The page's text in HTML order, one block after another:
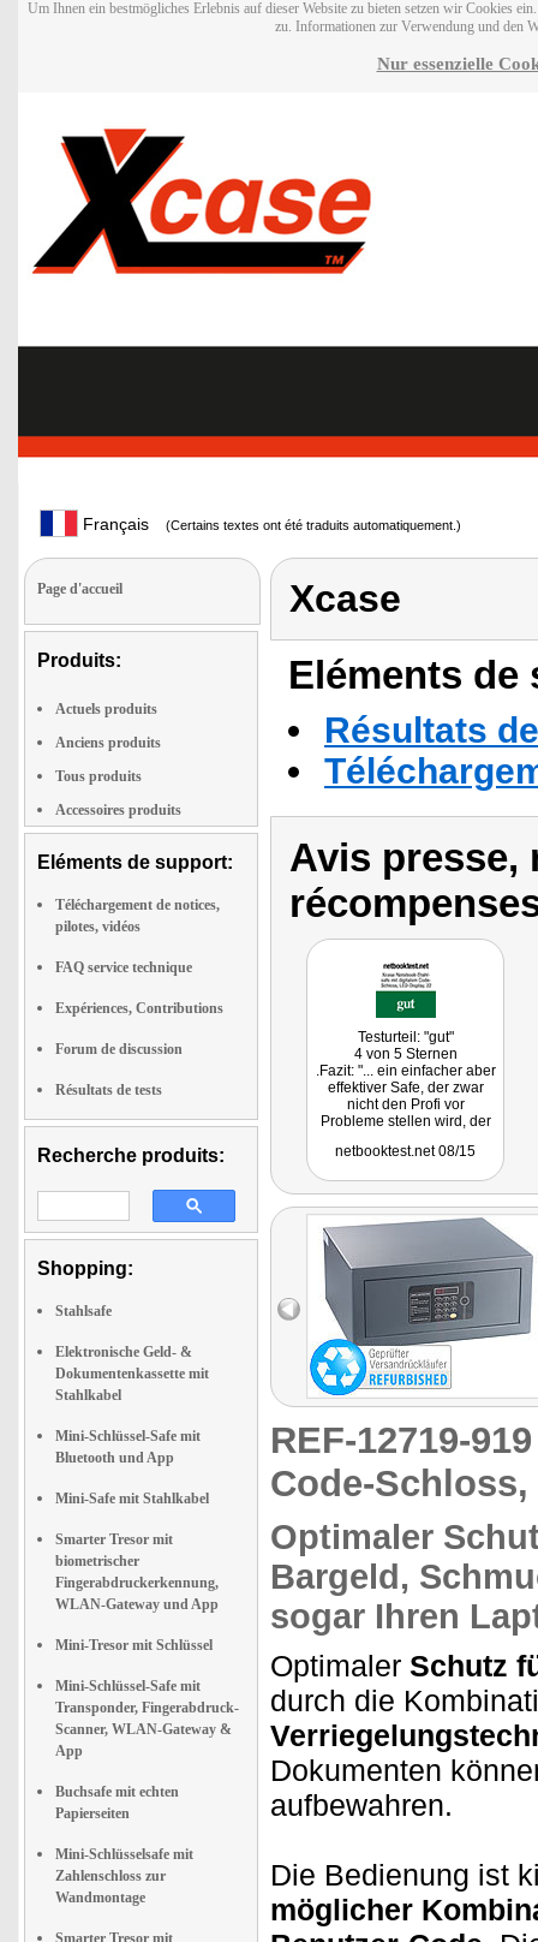
Um Ihnen ein bestmögliches Erlebnis auf dieser Website zu bieten setzen wir Cookies
zu. Informationen zur Verwendung und den
Nur essenzielle
Français (Certains textes ont été traduits automatiquement.)
Page d'accueil
Produits:
Actuels produits
Anciens produits
Tous produits
Accessoires produits
Eléments de support:
Téléchargement de notices,
pilotes, vidéos
FAQ service technique
Expériences, Contributions
Forum de discussion
Résultats de tests
Recherche produits:
Shopping:
Stahlsafe
Elektronische Geld- &
Dokumentenkassette mit
Stahlkabel
Mini-Schlüssel-Safe mit
Bluetooth und App
Mini-Safe mit Stahlkabel
Smarter Tresor mit
biometrischer
Fingerabdruckerkennung,
WLAN-Gateway und App
Mini-Tresor mit Schlüssel
Mini-Schlüssel-Safe mit
Transponder, Fingerabdruck-
Scanner, WLAN-Gateway &
App
Buchsafe mit echten
Papierseiten
Mini-Schlüsselsafe mit
Zahlenschloss zur
Wandmontage
Smarter Tresor mit
Xcase
Eléments
Résultats
Avis presse,
Testurteil: "gut"
4 von 5 Sternen
.Fazit: "... ein einfacher aber
effektiver Safe, der zwar
nicht den Profi vor
Probleme stellen wird, der
Einbrecher davon abhält ..."
netbooktest.net 08/15
REF-12719-
Code-
Optimaler
Bargeld,
sogar Ihren
Optimaler Schutz
durch die
Dokumenten
aufbewahren.
Die Bedienung ist
möglicher